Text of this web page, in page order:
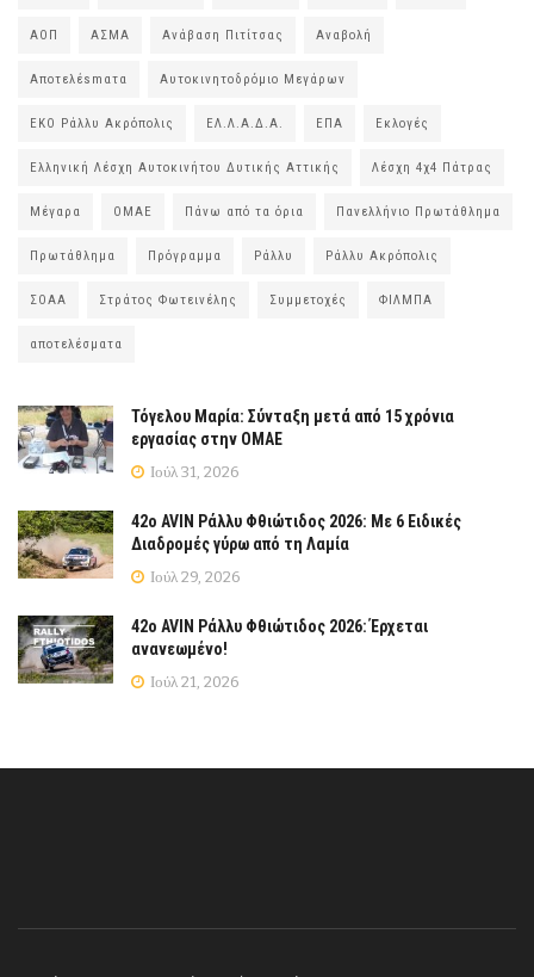
ΑΟΠ ΑΣΜΑ Ανάβαση Πιτίτσας Αναβολή
Αποτελέsmατα Αυτοκινητοδρόμιο Μεγάρων
ΕΚΟ Ράλλυ Ακρόπολις ΕΛ.Λ.Α.Δ.Α. ΕΠΑ Εκλογές
Ελληνική Λέσχη Αυτοκινήτου Δυτικής Αττικής Λέσχη 4χ4 Πάτρας
Μέγαρα ΟΜΑΕ Πάνω από τα όρια Πανελλήνιο Πρωτάθλημα
Πρωτάθλημα Πρόγραμμα Ράλλυ Ράλλυ Ακρόπολις
ΣΟΑΑ Στράτος Φωτεινέλης Συμμετοχές ΦΙΛΜΠΑ
αποτελέσματα
Τόγελου Μαρία: Σύνταξη μετά από 15 χρόνια
εργασίας στην ΟΜΑΕ
Ιούλ 31, 2026
42ο AVIN Ράλλυ Φθιώτιδος 2026: Με 6 Ειδικές
Διαδρομές γύρω από τη Λαμία
Ιούλ 29, 2026
42ο AVIN Ράλλυ Φθιώτιδος 2026: Έρχεται
ανανεωμένο!
Ιούλ 21, 2026